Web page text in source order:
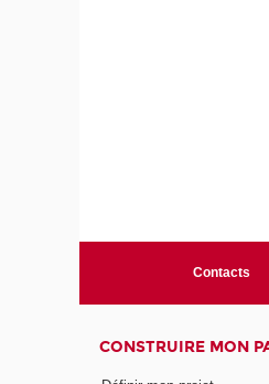
Contacts
CONSTRUIRE MON